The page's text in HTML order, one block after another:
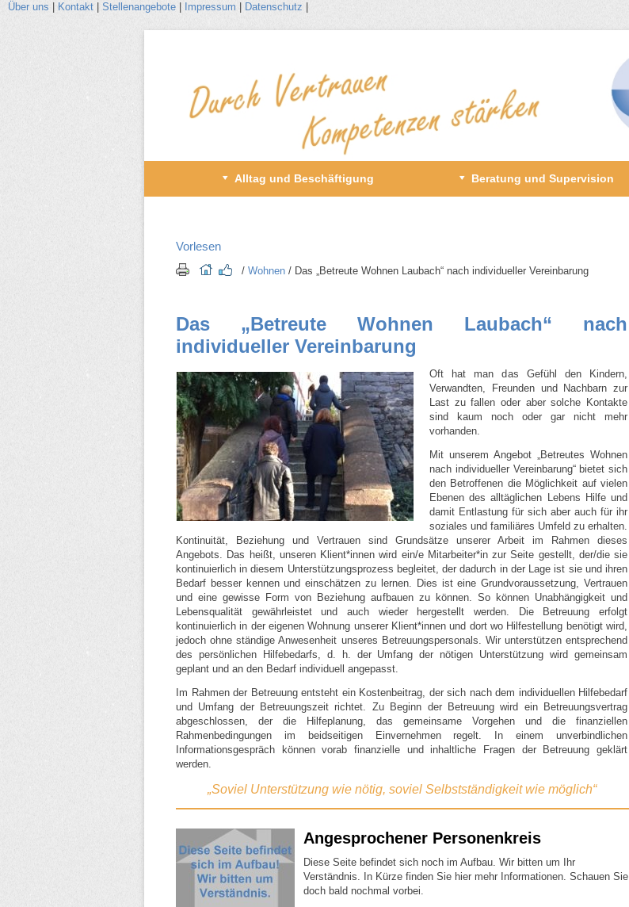
Über uns Kontakt Stellenangebote Impressum Datenschutz
Alltag und Beschäftigung Beratung und Supervision
Vorlesen
/​ Wohnen /​ Das „Betreute Wohnen Laubach“ nach individueller Vereinbarung
Das „Betreute Wohnen Laubach“ nach
individueller Vereinbarung
Oft hat man das Gefühl den Kindern,
Verwandten, Freunden und Nachbarn zur
Last zu fallen oder aber solche Kontakte
sind kaum noch oder gar nicht mehr
vorhanden.
Mit unserem Angebot „Betreutes Wohnen
nach individueller Vereinbarung“ bietet sich
den Betroffenen die Möglichkeit auf vielen
Ebenen des alltäglichen Lebens Hilfe und
damit Entlastung für sich aber auch für ihr
soziales und familiäres Umfeld zu erhalten.
Kontinuität, Beziehung und Vertrauen sind Grundsätze unserer Arbeit im Rahmen dieses
Angebots. Das heißt, unseren Klient*innen wird ein/​e Mitarbeiter*in zur Seite gestellt, der/​die sie
kontinuierlich in diesem Unterstützungsprozess begleitet, der dadurch in der Lage ist sie und ihren
Bedarf besser kennen und einschätzen zu lernen. Dies ist eine Grundvoraussetzung, Vertrauen
und eine gewisse Form von Beziehung aufbauen zu können. So können Unabhängigkeit und
Lebensqualität gewährleistet und auch wieder hergestellt werden. Die Betreuung erfolgt
kontinuierlich in der eigenen Wohnung unserer Klient*innen und dort wo Hilfestellung benötigt wird,
jedoch ohne ständige Anwesenheit unseres Betreuungspersonals. Wir unterstützen entsprechend
des persönlichen Hilfebedarfs, d. h. der Umfang der nötigen Unterstützung wird gemeinsam
geplant und an den Bedarf individuell angepasst.
Im Rahmen der Betreuung entsteht ein Kostenbeitrag, der sich nach dem individuellen Hilfebedarf
und Umfang der Betreuungszeit richtet. Zu Beginn der Betreuung wird ein Betreuungsvertrag
abgeschlossen, der die Hilfeplanung, das gemeinsame Vorgehen und die finanziellen
Rahmenbedingungen im beidseitigen Einvernehmen regelt. In einem unverbindlichen
Informationsgespräch können vorab finanzielle und inhaltliche Fragen der Betreuung geklärt
werden.
„Soviel Unterstützung wie nötig, soviel Selbstständigkeit wie möglich“
Angesprochener Personenkreis
Diese Seite befindet sich noch im Aufbau. Wir bitten um Ihr
Verständnis. In Kürze finden Sie hier mehr Informationen. Schauen Sie
doch bald nochmal vorbei.